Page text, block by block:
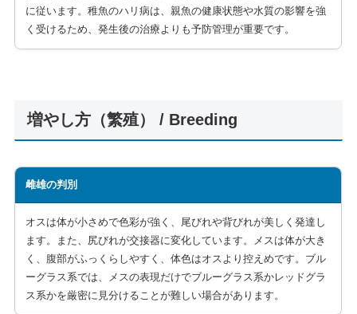
に従います。稚魚のハリ病は、親魚の健康状態や水質の影響を強
く受けるため、発生後の治療よりも予防管理が重要です。
増やし方（繁殖） / Breeding
雌雄の判別
オスは体が小さめで色彩が強く、尾びれや背びれが美しく発達し
ます。また、尻びれが交接器に変化しています。メスは体が大き
く、腹部がふっくらしやすく、体色はオスより控えめです。ブル
ーグラス系では、メスの表現だけでブルーグラス系かレッドグラ
ス系かを厳密に見分けることが難しい場合があります。